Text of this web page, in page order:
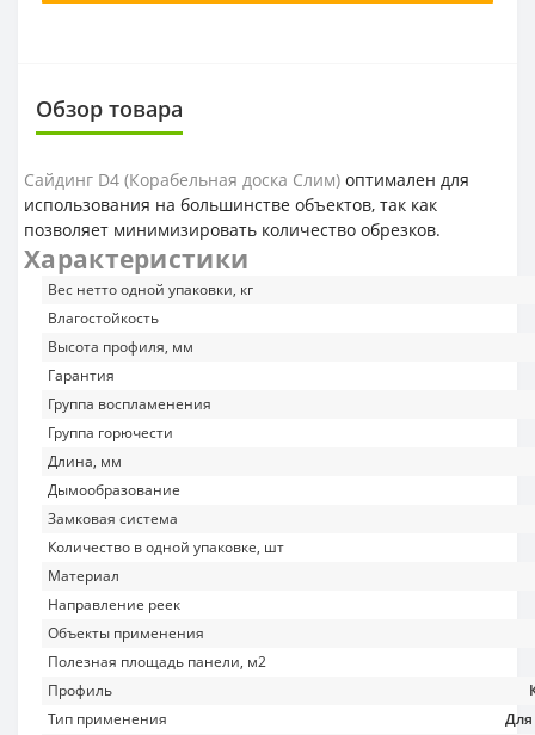
Обзор товара
Сайдинг D4 (Корабельная доска Слим) оптимален для
использования на большинстве объектов, так как
позволяет минимизировать количество обрезков.
Характеристики
Вес нетто одной упаковки, кг
Влагостойкость
Высота профиля, мм
Гарантия
Группа воспламенения
Группа горючести
Длина, мм
Дымообразование
Замковая система
Количество в одной упаковке, шт
Материал
Направление реек
Объекты применения
Полезная площадь панели, м2
Профиль
Тип применения